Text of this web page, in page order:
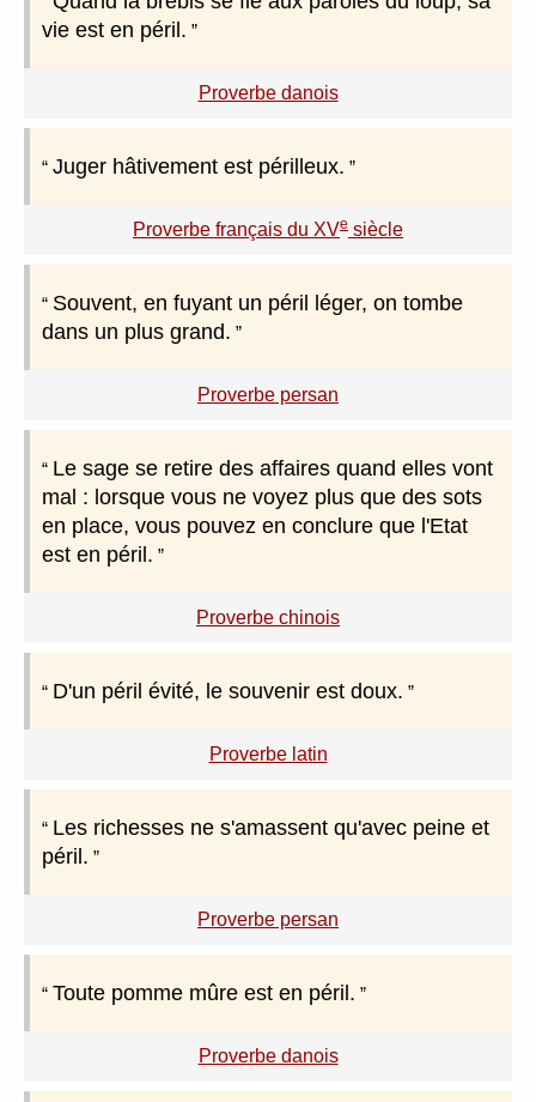
vie est en péril.
Proverbe danois
Juger hâtivement est périlleux.
Proverbe français du XVe siècle
Souvent, en fuyant un péril léger, on tombe
dans un plus grand.
Proverbe persan
Le sage se retire des affaires quand elles vont
mal : lorsque vous ne voyez plus que des sots
en place, vous pouvez en conclure que l'Etat
est en péril.
Proverbe chinois
D'un péril évité, le souvenir est doux.
Proverbe latin
Les richesses ne s'amassent qu'avec peine et
péril.
Proverbe persan
Toute pomme mûre est en péril.
Proverbe danois